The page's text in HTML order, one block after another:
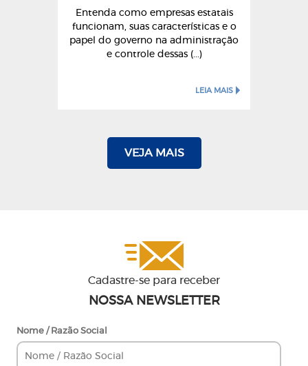
Entenda como empresas estatais
funcionam, suas características e o
papel do governo na administração
e controle dessas (...)
LEIA MAIS
VEJA MAIS
Cadastre-se para receber
NOSSA NEWSLETTER
Nome / Razão Social